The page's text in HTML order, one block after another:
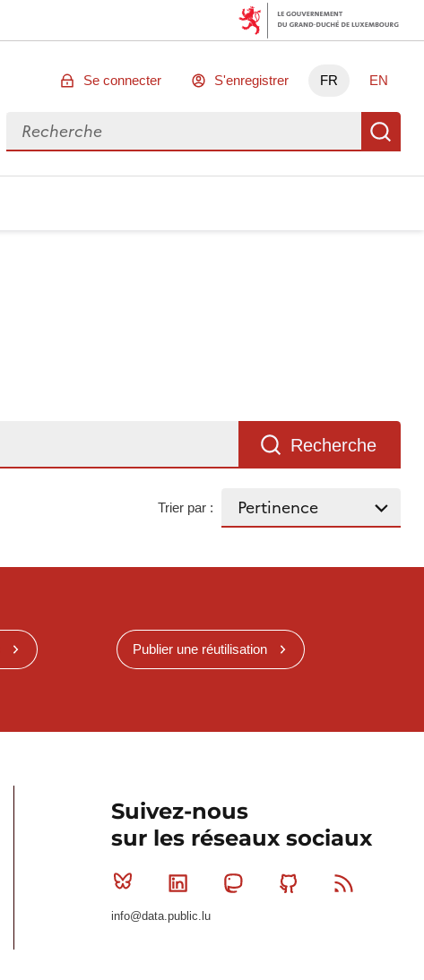
Se connecter S'enregistrer FR EN
Rechercher des données
Recherche
Trier par :
Publier une réutilisation
Suivez-nous
sur les réseaux sociaux
Bluesky Linkedin MastodonGithub
info@data.public.lu